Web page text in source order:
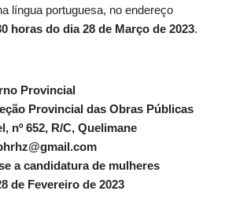
língua portuguesa, no endereço
horas do dia 28 de Março de 2023.
Provincial
Provincial das Obras Públicas
nº 652, R/C, Quelimane
a candidatura de mulheres
de Fevereiro de 2023